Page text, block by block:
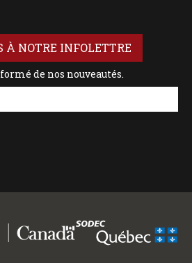
À NOTRE INFOLETTRE
de nos nouveautés.